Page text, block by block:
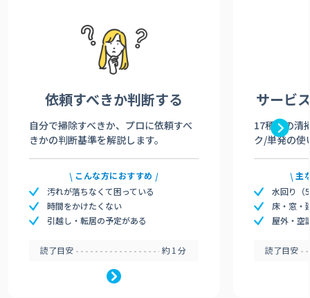
依頼すべきか判断する
自分で掃除すべきか、プロに依頼すべ
きかの判断基準を解説します。
こんな方におすすめ
汚れが落ちなくて困っている
時間をかけたくない
引越し・転居の予定がある
読了目安 約1分
サービ
17種類の清
ク/単発の使
主
水回り（
床・窓・
屋外・空
読了目安